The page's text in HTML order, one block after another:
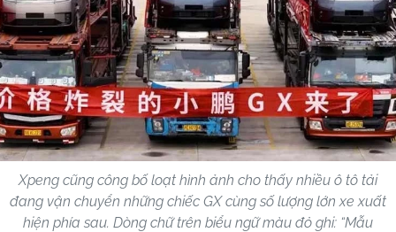
Xpeng cũng công bố loạt hình ảnh cho thấy nhiều ô tô tải
đang vận chuyển những chiếc GX cùng số lượng lớn xe xuất
hiện phía sau. Dòng chữ trên biểu ngữ màu đỏ ghi: “Mẫu